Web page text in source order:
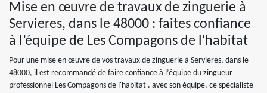
Mise en œuvre de travaux de zinguerie à
Servieres, dans le 48000 : faites confiance
à l’équipe de Les Compagons de l'habitat
Pour une mise en œuvre de vos travaux de zinguerie à Servieres, dans le
48000, il est recommandé de faire confiance à l’équipe du zingueur
professionnel Les Compagons de l'habitat . avec son équipe, ce spécialiste